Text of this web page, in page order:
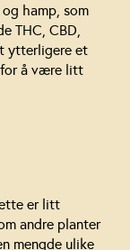
hamp, som
THC, CBD,
ytterligere et
for å være litt
er litt
andre planter
mengde ulike